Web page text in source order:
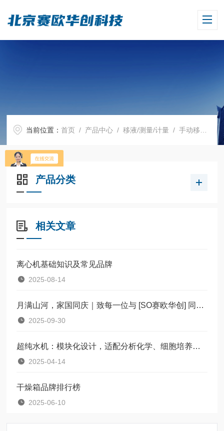
当前位置：首页 / 产品中心 /移液/测量/计量 /手动移液器
产品分类
相关文章
离心机基础知识及常见品牌
2025-08-14
月满山河，家国同庆｜致每一位与 [SO赛欧华创] 同行的你
2025-09-30
超纯水机：模块化设计，适配分析化学、细胞培养等全场景
2025-04-14
干燥箱品牌排行榜
2025-06-10